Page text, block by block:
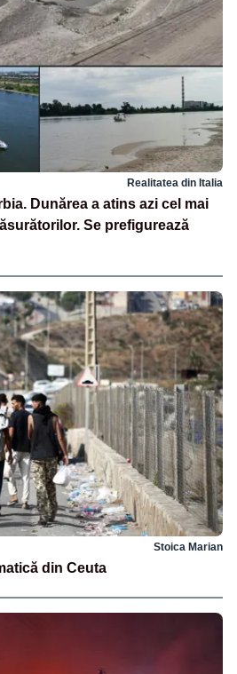
Realitatea din Italia
Dunărea a atins azi cel mai
Se prefigurează
Stoica Marian
din Ceuta